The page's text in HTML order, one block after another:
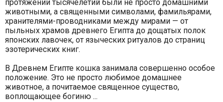
протяжении тысячелетий были не просто домашними
животными, а священными символами, фамильярами,
хранителями-проводниками между мирами — от
пыльных храмов древнего Египта до дощатых полок
японских лавочек, от языческих ритуалов до страниц
эзотерических книг.
В Древнем Египте кошка занимала совершенно особое
положение. Это не просто любимое домашнее
животное, а почитаемое священное существо,
воплощающее богиню ...